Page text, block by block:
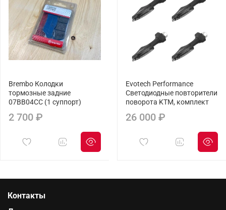
Brembo Колодки
тормозные задние
07BB04CC (1 суппорт)
2 700 ₽
Evotech Performance
Светодиодные повторители
поворота KTM, комплект
26 000 ₽
Контакты